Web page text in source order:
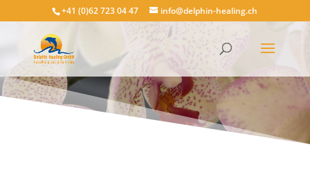
+41 (0)62 723 04 47 info@delphin-healing.ch